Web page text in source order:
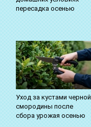
пересадка осенью
Уход за кустами черной
смородины после
сбора урожая осенью